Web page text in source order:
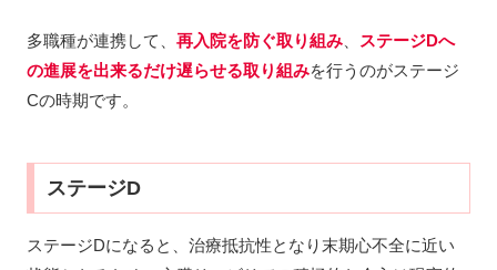
多職種が連携して、 再入院を防ぐ取り組み
ステージDへ
の進展を出来るだけ遅らせる取り組みを行うのがステージ
Cの時期です。
ステージD
ステージDになると、治療抵抗性となり末期心不全に近い